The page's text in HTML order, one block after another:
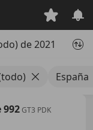
de 2021
España
992GT3 PDK